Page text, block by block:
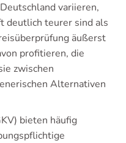
variieren,
deutlich teurer sind als
äußerst
profitieren, die
zwischen
Alternativen
bieten häufig